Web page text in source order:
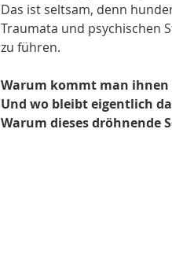
Das ist seltsam, denn
Traumata und psychischen
zu führen.
Warum kommt man
Und wo bleibt eigentlich
Warum dieses dröhnende